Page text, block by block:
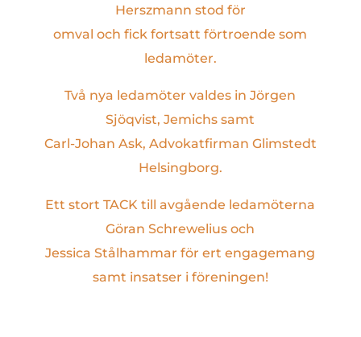
Herszmann stod för
omval och fick fortsatt förtroende som
ledamöter.
Två nya ledamöter valdes in Jörgen
Sjöqvist, Jemichs samt
Carl-Johan Ask, Advokatfirman Glimstedt
Helsingborg.
Ett stort TACK till avgående ledamöterna
Göran Schrewelius och
Jessica Stålhammar för ert engagemang
samt insatser i föreningen!